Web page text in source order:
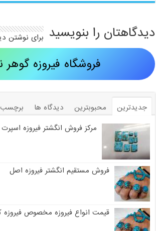
دیدگاهتان را بنویسید برای نوشتن
فروشگاه فیروزه گوهر
جدیدترین محبوبترین دیدگاه ها
برچسب
مرکز فروش انگشتر فیروزه اسپرت
فروش مستقیم انگشتر فیروزه اصل
قیمت انواع فیروزه مخصوص فیروزه